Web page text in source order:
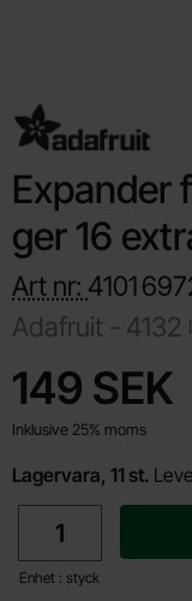
Expander
ger 16
Art nr: 4101
Adafruit - 4132
pris
149 SEK
Inklusive 25% moms
Lagervara, 11 st.
Enhet : styck